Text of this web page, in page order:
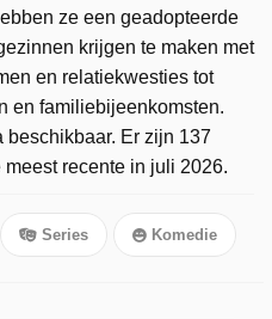
ze een geadopteerde
krijgen te maken met
en relatiekwesties tot
en familiebijeenkomsten.
beschikbaar. Er zijn 137
recente in juli 2026.
Series Komedie